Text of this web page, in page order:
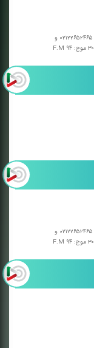
راه‌های ارتباطی با رادیو تهران: تلفن ۰۲۱۲۲۶۵۲۴۶۵ و
راه‌های ارتباطی با رادیو تهران: تلفن ۰۲۱۲۲۶۵۲۴۶۵ و